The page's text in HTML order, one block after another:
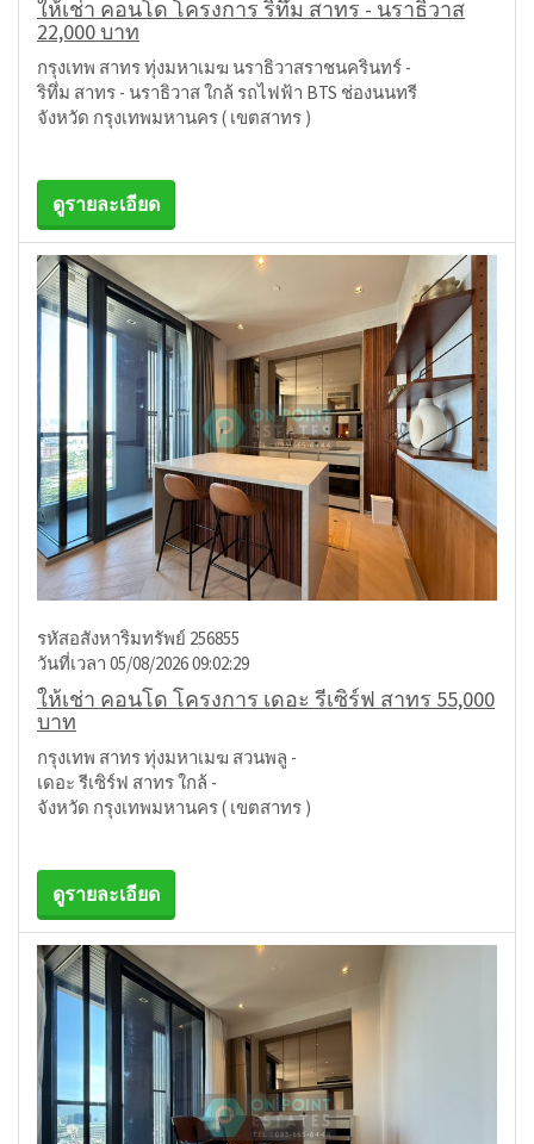
ให้เช่า คอนโด โครงการ ริทึ่ม สาทร - นราธิวาส
22,000 บาท
กรุงเทพ สาทร ทุ่งมหาเมฆ นราธิวาสราชนครินทร์ -
ริทึ่ม สาทร - นราธิวาส ใกล้ รถไฟฟ้า BTS ช่องนนทรี
จังหวัด กรุงเทพมหานคร ( เขตสาทร )
ดูรายละเอียด
รหัสอสังหาริมทรัพย์ 256855
วันที่เวลา 05/08/2026 09:02:29
ให้เช่า คอนโด โครงการ เดอะ รีเซิร์ฟ สาทร 55,000
บาท
กรุงเทพ สาทร ทุ่งมหาเมฆ สวนพลู -
เดอะ รีเซิร์ฟ สาทร ใกล้ -
จังหวัด กรุงเทพมหานคร ( เขตสาทร )
ดูรายละเอียด